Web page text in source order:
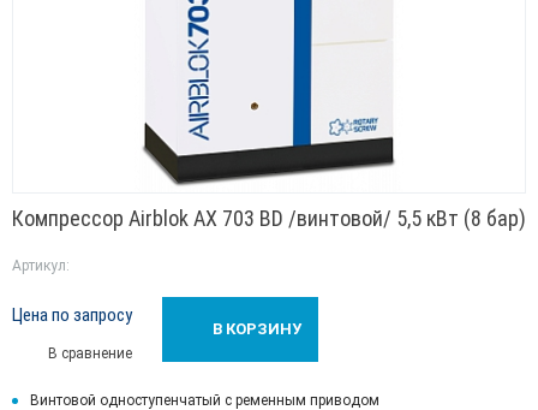
Компрессор Airblok AX 703 BD /винтовой/ 5,5 кВт (8 бар)
Артикул:
Винтовой одноступенчатый с ременным приводом
Цена по запросу
В сравнение
В КОРЗИНУ